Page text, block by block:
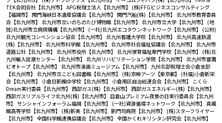
TEK合同会社【北九州市】 APG税理士法人【北九州市】 (株)FFGビジネスコンサルティング
【福岡市】 関門海峡日本遺産協議会【北九州市】 関門汽船(株)【北九州市】 北九州市教育委員
会【北九州市】 北九州市立いのちのたび博物館【北九州市】 北九州市立大学【北九州市】 (地
独)北九州市立病院機構【北九州市】 (一社)北九州エコタウンネットワーク【北九州市】 (公財)
北九州観光コンベンション協会【北九州市】 北九州看護大学校【北九州市】 北九州高速鉄道
(株)【北九州市】 北九州市科学館【北九州市】 北九州市社会福祉協議会【北九州市】 北九州市
道路公社【北九州市】 北九州市役所【北九州市】 北九州保育福祉専門学校【北九州市】 (株)北
九州輸入促進センター【北九州市】 北九州リハビリテーション学院【北九州市】 北九州市響灘
ビオトープ【北九州市】 北九州市漫画ミュージアム【北九州市】 九州北部税理士会小倉支部
【北九州市】 北九州市立こども図書館【北九州市】 (株)京映アーツ【東京都】 (社福)小倉新栄
会【北九州市】 小倉日新館中学校【北九州市】 小倉南区自治総連合会【北九州市】
こくら
Dream実行委員【北九州市】 西部ガス(株)【北九州市】 西部ガスエネルギー(株)【北九州市】
西部ガスリアルライフ北九州(株)【北九州市】 皿倉山プレミアム夜景の日実行委員会【北九州
市】 サンシャインフォーラム福岡【北九州市】 (一社)資源循環ネットワーク【北九州市】 真颯
館高等学校【北九州市】 (株)新美【北九州市】 新門司病院【北九州市】 (株)スターフライヤー
【北九州市】 全国科学館連携協議会【北九州市】 全国かくれキリシタン研究会【北九州市】